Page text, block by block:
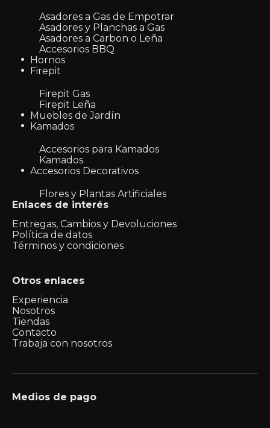
Asadores a Gas de Empotrar
Asadores y Planchas a Gas
Asadores a Carbon o Leña
Accesorios BBQ
Hornos
Firepit
Firepit Gas
Firepit Leña
Muebles de Jardín
Kamados
Accesorios para Kamados
Kamados
Accesorios Decorativos
Flores y Plantas Artificiales
Enlaces de interés
Entregas, Cambios y Devoluciones
Política de datos
Términos y condiciones
Otros enlaces
Experiencia
Nosotros
Tiendas
Contacto
Trabaja con nosotros
Medios de pago